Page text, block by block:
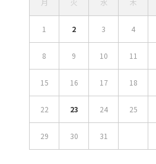
月 火 水 木
1 2 3 4
8 9 10 11
15 16 17 18
22 23 24 25
29 30 31